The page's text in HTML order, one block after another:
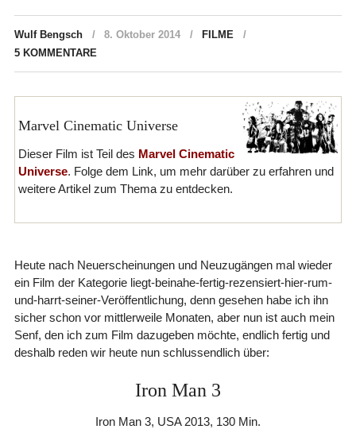
Wulf Bengsch 8. Oktober 2014
FILME
5 KOMMENTARE
Marvel Cinematic Universe
Dieser Film ist Teil des Marvel Cinematic
Universe. Folge dem Link, um mehr darüber zu erfahren und
weitere Artikel zum Thema zu entdecken.
Heute nach Neuerscheinungen und Neuzugängen mal wieder
ein Film der Kategorie liegt-beinahe-fertig-rezensiert-hier-rum-
und-harrt-seiner-Veröffentlichung, denn gesehen habe ich ihn
sicher schon vor mittlerweile Monaten, aber nun ist auch mein
Senf, den ich zum Film dazugeben möchte, endlich fertig und
deshalb reden wir heute nun schlussendlich über:
Iron Man 3
Iron Man 3, USA 2013, 130 Min.